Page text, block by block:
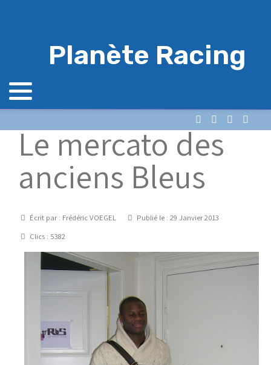
Planète Racing
Le mercato des
anciens Bleus
DétailsÉcrit par : Frédéric VOEGEL
Publié le : 29 Janvier 2013
Clics : 5382